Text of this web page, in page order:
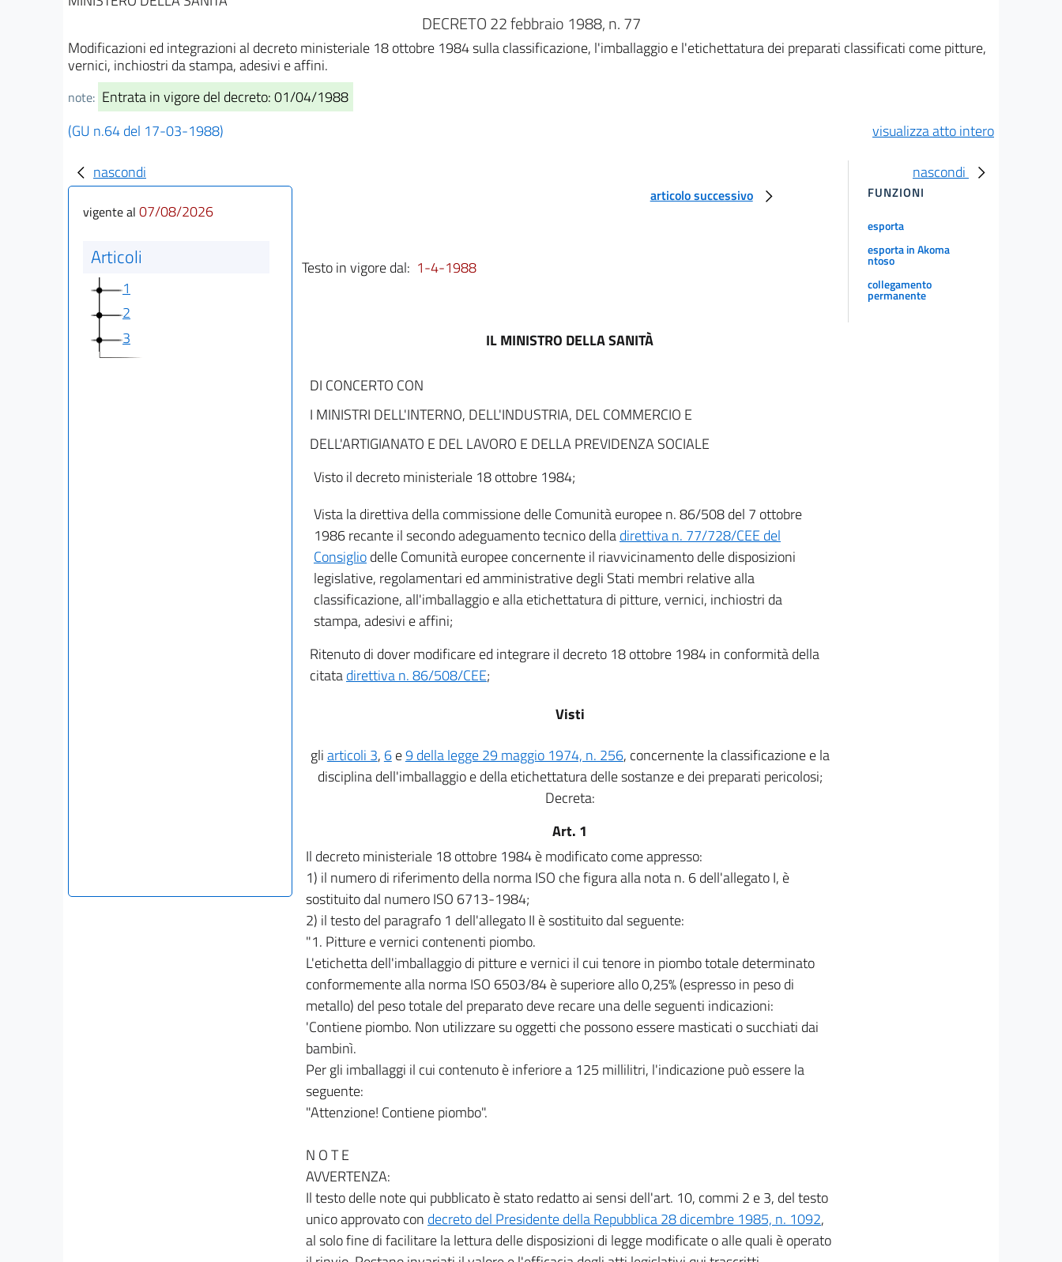
DECRETO 22 febbraio 1988, n. 77
Modificazioni ed integrazioni al decreto ministeriale 18 ottobre 1984 sulla classificazione, l'imballaggio e l'etichettatura dei preparati classificati come pitture,
vernici, inchiostri da stampa, adesivi e affini.
note: Entrata in vigore del decreto: 01/04/1988
(GU n.64 del 17-03-1988)
visualizza atto intero
nascondi
vigente al 07/08/2026
Articoli
1
2
3
articolo successivo
Testo in vigore dal: 1-4-1988
IL MINISTRO DELLA SANITÀ
DI CONCERTO CON
I MINISTRI DELL'INTERNO, DELL'INDUSTRIA, DEL COMMERCIO E
DELL'ARTIGIANATO E DEL LAVORO E DELLA PREVIDENZA SOCIALE
Visto il decreto ministeriale 18 ottobre 1984;
Vista la direttiva della commissione delle Comunità europee n. 86/508 del 7 ottobre
1986 recante il secondo adeguamento tecnico delladirettiva n. 77/728/CEE del
Consigliodelle Comunità europee concernente il riavvicinamento delle disposizioni
legislative, regolamentari ed amministrative degli Stati membri relative alla
classificazione, all'imballaggio e alla etichettatura di pitture, vernici, inchiostri da
stampa, adesivi e affini;
Ritenuto di dover modificare ed integrare il decreto 18 ottobre 1984 in conformità della
citatadirettiva n. 86/508/CEE;
Visti
gliarticoli 3, 6e9 della legge 29 maggio 1974, n. 256, concernente la classificazione e la
disciplina dell'imballaggio e della etichettatura delle sostanze e dei preparati pericolosi;
Decreta:
Art. 1
Il decreto ministeriale 18 ottobre 1984 è modificato come appresso:
1) il numero di riferimento della norma ISO che figura alla nota n. 6 dell'allegato I, è
sostituito dal numero ISO 6713-1984;
2) il testo del paragrafo 1 dell'allegato II è sostituito dal seguente:
"1. Pitture e vernici contenenti piombo.
L'etichetta dell'imballaggio di pitture e vernici il cui tenore in piombo totale determinato
conformemente alla norma ISO 6503/84 è superiore allo 0,25% (espresso in peso di
metallo) del peso totale del preparato deve recare una delle seguenti indicazioni:
'Contiene piombo. Non utilizzare su oggetti che possono essere masticati o succhiati dai
bambinì.
Per gli imballaggi il cui contenuto è inferiore a 125 millilitri, l'indicazione può essere la
seguente:
"Attenzione! Contiene piombo".
N O T E
AVVERTENZA:
Il testo delle note qui pubblicato è stato redatto ai sensi dell'art. 10, commi 2 e 3, del testo
unico approvato con decreto del Presidente della Repubblica 28 dicembre 1985, n. 1092,
al solo fine di facilitare la lettura delle disposizioni di legge modificate o alle quali è operato
nascondi
FUNZIONI
esporta
esporta in Akoma
ntoso
collegamento
permanente